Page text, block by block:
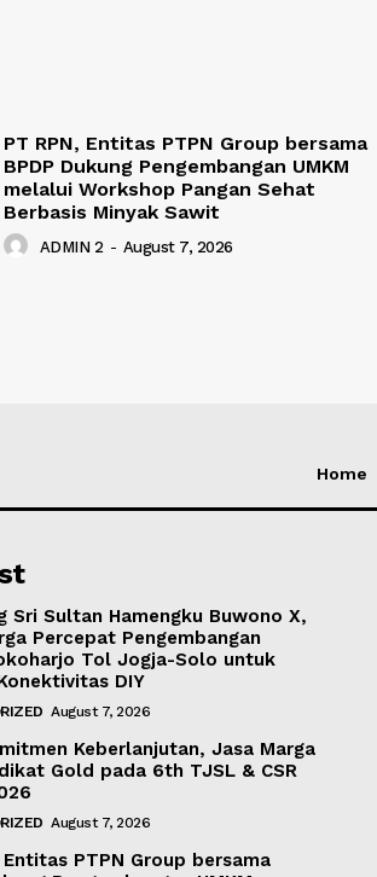
PT RPN, Entitas PTPN Group bersama
BPDP Dukung Pengembangan UMKM
melalui Workshop Pangan Sehat
Berbasis Minyak Sawit
ADMIN 2 - August 7, 2026
Home
Sri Sultan Hamengku Buwono X,
Percepat Pengembangan
Tol Jogja-Solo untuk
DIY
August 7, 2026
Keberlanjutan, Jasa Marga
Gold pada 6th TJSL & CSR
August 7, 2026
Entitas PTPN Group bersama